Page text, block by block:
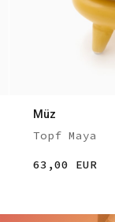
Müz
Topf Maya
63,00 EUR